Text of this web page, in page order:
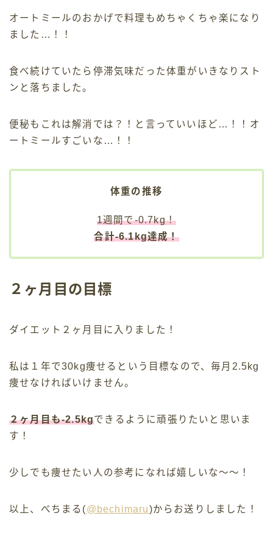
オートミールのおかげで料理もめちゃくちゃ楽になり
ました…！！
食べ続けていたら停滞気味だった体重がいきなりスト
ンと落ちました。
便秘もこれは解消では？！と言っていいほど…！！オ
ートミールすごいな…！！
体重の推移
1週間で-0.7kg！
合計-6.1kg達成！
２ヶ月目の目標
ダイエット２ヶ月目に入りました！
私は１年で30kg痩せるという目標なので、毎月2.5kg
痩せなければいけません。
２ヶ月目も-2.5kgできるように頑張りたいと思いま
す！
少しでも痩せたい人の参考になれば嬉しいな〜〜！
以上、べちまる(@bechimaru)からお送りしました！